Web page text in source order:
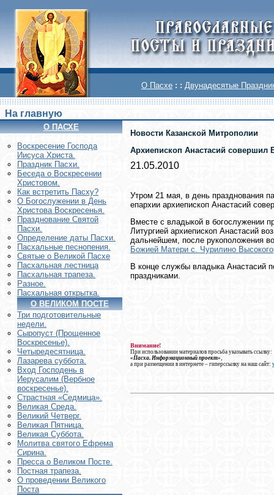
О Пасхе : : Двунадесятые
На главную
О ПАСХЕ
Воскреcение Господа
Иисуса Христа.
Праздник Пасхи.
Беседа о Воскресении
Христовом.
Как встретить Пасху?
О Богослужении в День
Христова Воскресенья.
Празднование Святой
Пасхи.
Определение даты Пасхи.
Пасхальные песнопения.
Святые о Великой Пасхе
Пасхальная лестница
Пасхальная трапеза.
Разное.
Пасхальная открытка.
О ВЕЛИКОМ ПОСТЕ
Три подготовительные
недели.
Сыропуст (Прощенное
Воскресенье).
Четыредесятница.
Лазарева суббота.
Вход Господень в
Иерусалим (Вербное
воскресенье).
Страстная «Седмица».
Великая Среда.
Великий Четверг.
Великая Пятница.
Великая Суббота.
Молитва святого Ефрема
Сирина.
Пресса о Великом Посте.
Постная трапеза.
О проведении Великого
Поста
Новости Казанской Митрополии
Архиепископ Анастасий совершил
21.05.2010
Утром 21 мая, в день празднования
епархии архиепископ Анастасий
Вместе с владыкой в богослужении
Литургией архиепископ Анастасий
дальнейшем, после рукоположения
Божией Матери с. Чурилино
В конце службы владыка Анастасий
праздниками.
Внимание!
При использовании материалов просьба указывать ссылку:
«Пасха. Информационный проект»,
а при размещении в интернете – гиперссылку на наш сайт: